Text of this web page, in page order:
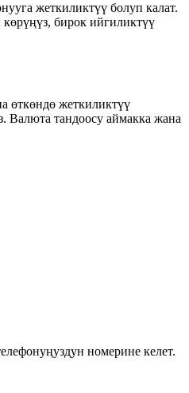
жеткиликтүү болуп калат.
бирок ийгиликтүү
өткөндө жеткиликтүү
Валюта тандоосу аймакка жана
номерине келет.